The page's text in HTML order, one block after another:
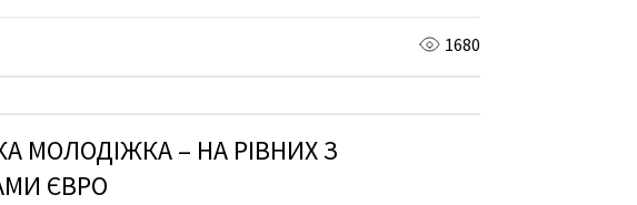
1680
МОЛОДІЖКА – НА РІВНИХ З
ЄВРО